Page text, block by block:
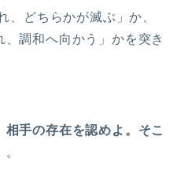
、どちらかが滅ぶ」か、
調和へ向かう」かを突き
相手の存在を認めよ。そこ
。